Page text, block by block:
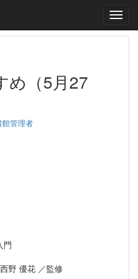
め（5月27
館管理者
門
野 優花 ／監修